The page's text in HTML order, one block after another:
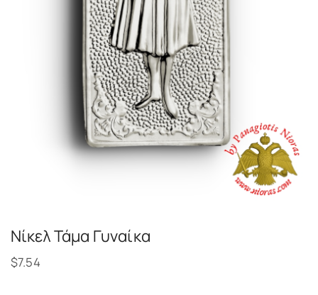
Νίκελ Τάμα Γυναίκα
$7.54